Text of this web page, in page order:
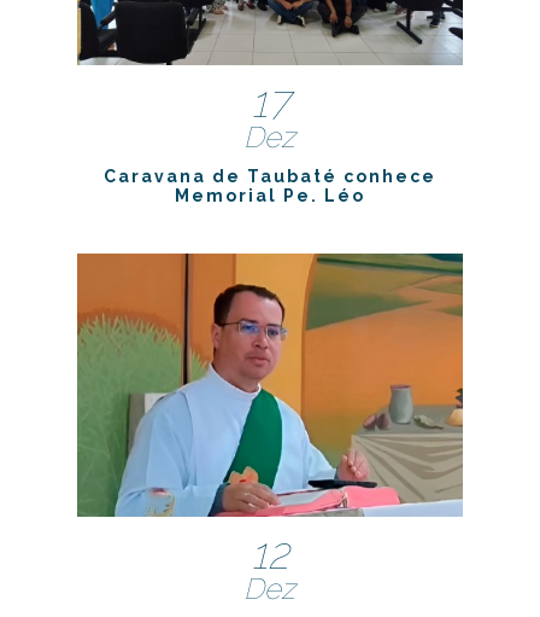
17
Dez
Caravana de Taubaté conhece
Memorial Pe. Léo
12
Dez